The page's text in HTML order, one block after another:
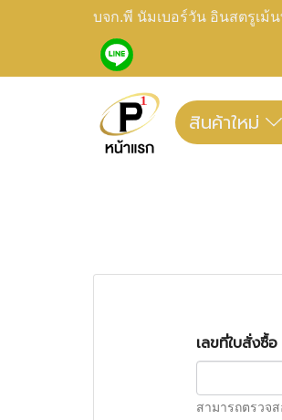
บจก.พี นัมเบอร์วัน อินสตรูเม้
สินค้าใหม่
เลขที่ใบสั่งซื้อ
สามารถตรวจ